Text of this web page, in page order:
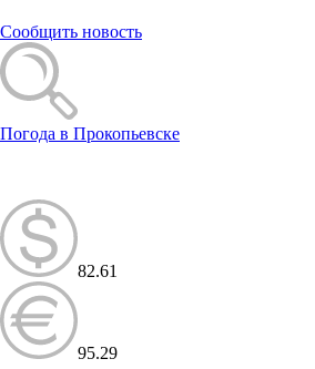
Сообщить новость
Погода в Прокопьевске
82.61
95.29